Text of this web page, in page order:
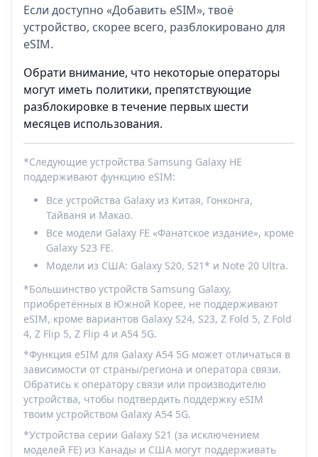
Если доступно «Добавить eSIM», твоё
устройство, скорее всего, разблокировано для
eSIM.
Обрати внимание, что некоторые операторы
могут иметь политики, препятствующие
разблокировке в течение первых шести
месяцев использования.
*Следующие устройства Samsung Galaxy НЕ
поддерживают функцию eSIM:
Все устройства Galaxy из Китая, Гонконга,
Тайваня и Макао.
Все модели Galaxy FE «Фанатское издание», кроме
Galaxy S23 FE.
Модели из США: Galaxy S20, S21* и Note 20 Ultra.
*Большинство устройств Samsung Galaxy,
приобретённых в Южной Корее, не поддерживают
eSIM, кроме вариантов Galaxy S24, S23, Z Fold 5, Z Fold
4, Z Flip 5, Z Flip 4 и A54 5G.
*Функция eSIM для Galaxy A54 5G может отличаться в
зависимости от страны/региона и оператора связи.
Обратись к оператору связи или производителю
устройства, чтобы подтвердить поддержку eSIM
твоим устройством Galaxy A54 5G.
*Устройства серии Galaxy S21 (за исключением
моделей FE) из Канады и США могут поддерживать